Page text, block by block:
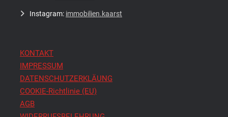
Instagram: immobilien.kaarst
KONTAKT
IMPRESSUM
DATENSCHUTZERKLÄUNG
COOKIE-Richtlinie (EU)
AGB